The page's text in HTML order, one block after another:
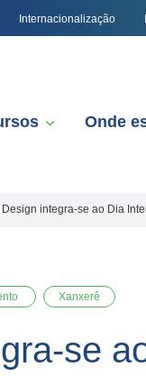
Internacionalização
Onde
Design integra-se ao Dia
Xanxerê
se